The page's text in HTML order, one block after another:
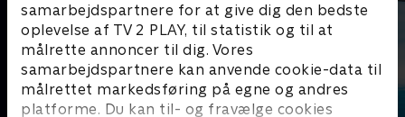
samarbejdspartnere for at give dig den bedste
oplevelse af TV 2 PLAY, til statistik og til at
målrette annoncer til dig. Vores
samarbejdspartnere kan anvende cookie-data til
målrettet markedsføring på egne og andres
platforme. Du kan til- og fravælge cookies